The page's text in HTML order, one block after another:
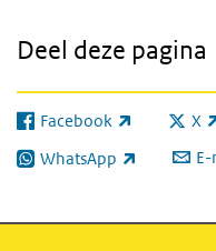
Deel deze pagina
Facebook
(externe link) X
WhatsApp
(externe link)